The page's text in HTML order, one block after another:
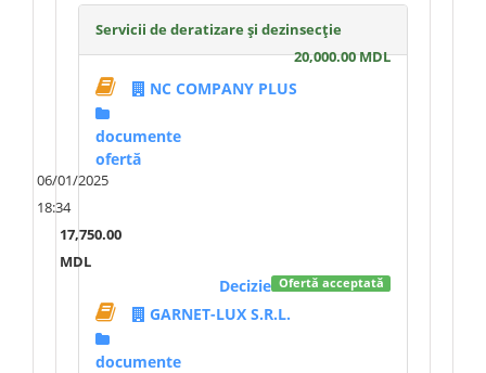
Servicii de deratizare și dezinsecție
20,000.00 MDL
NC COMPANY PLUS
documente
ofertă
06/01/2025
18:34
17,750.00
MDL
Ofertă acceptată
Decizie
GARNET-LUX S.R.L.
documente